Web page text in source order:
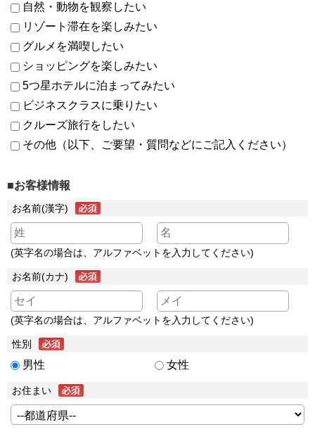
自然・動物を観察したい
リゾート滞在を楽しみたい
グルメを満喫したい
ショッピングを楽しみたい
5つ星ホテルに泊まってみたい
ビジネスクラスに乗りたい
クルーズ旅行をしたい
その他（以下、ご要望・質問などにご記入ください）
■お客様情報
お名前(漢字)
(英字名の場合は、アルファベットを入力してください)
お名前(カナ)
(英字名の場合は、アルファベットを入力してください)
性別
男性 女性
お住まい